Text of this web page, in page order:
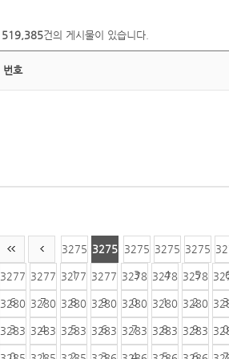
519,385건의 게시물이 있습니다.
번호
3275
1
3275
2
3275
3
3275
4
3275
5
3277
6
3277
7
3277
8
3277
9
3278
0
3278
1
3278
2 3
3280
3
3280
4
3280
5
3280
6
3280
7
3280
8
3280
9 0
3283
0
3283
1
3283
2
3283
3
3283
4
3283
5
3283
6 7